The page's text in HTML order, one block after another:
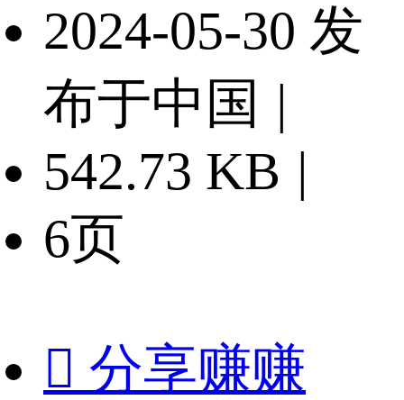
2024-05-30 发
布于中国 |
542.73 KB |
6页
 分享赚赚